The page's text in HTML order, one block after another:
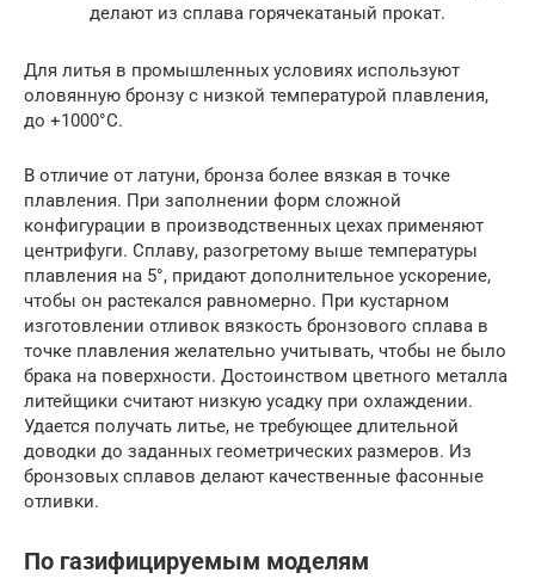
делают из сплава горячекатаный прокат.
Для литья в промышленных условиях используют
оловянную бронзу с низкой температурой плавления,
до +1000°С.
В отличие от латуни, бронза более вязкая в точке
плавления. При заполнении форм сложной
конфигурации в производственных цехах применяют
центрифуги. Сплаву, разогретому выше температуры
плавления на 5°, придают дополнительное ускорение,
чтобы он растекался равномерно. При кустарном
изготовлении отливок вязкость бронзового сплава в
точке плавления желательно учитывать, чтобы не было
брака на поверхности. Достоинством цветного металла
литейщики считают низкую усадку при охлаждении.
Удается получать литье, не требующее длительной
доводки до заданных геометрических размеров. Из
бронзовых сплавов делают качественные фасонные
отливки.
По газифицируемым моделям